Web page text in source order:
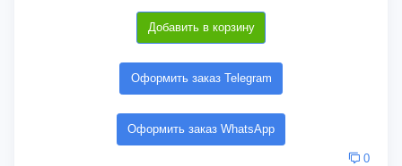
Добавить в корзину
Оформить заказ Telegram
Оформить заказ WhatsApp
0